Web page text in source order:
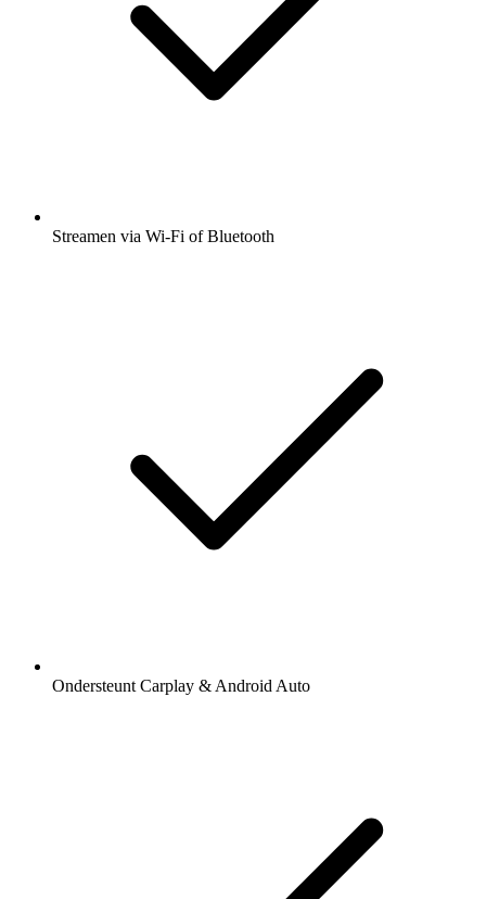
Streamen via Wi-Fi of Bluetooth
Ondersteunt Carplay & Android Auto